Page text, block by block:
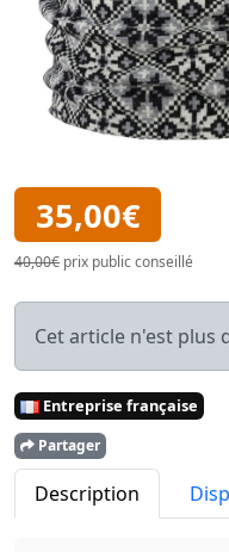
35,00€
40,00€ prix public conseillé
Cet article n'est plus
Entreprise française
Partager
Description